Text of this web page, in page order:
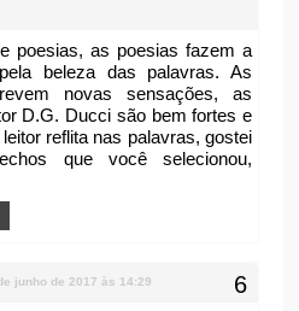
poesias, as poesias fazem a
beleza das palavras. As
novas sensações, as
D.G. Ducci são bem fortes e
reflita nas palavras, gostei
que você selecionou,
junho de 2017 às 14:29